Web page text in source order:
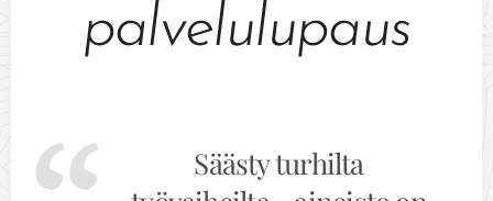
palvelulupaus
Säästy turhilta